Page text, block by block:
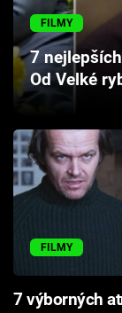
Cool Esport
Pořady
TV Program
Sledujte
Přihlášení
FILMY
7
Od Velké
FILMY
7 výborných